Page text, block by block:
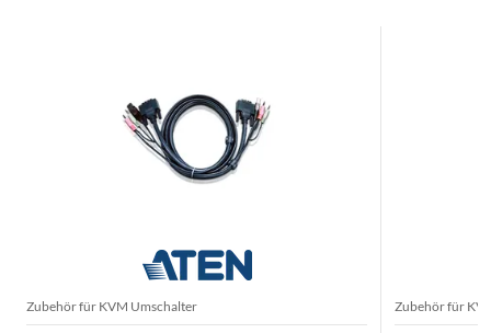
Zubehör für KVM Umschalter Zubehör für